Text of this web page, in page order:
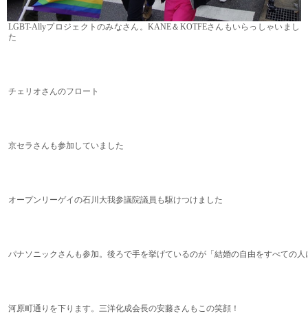
LGBT-Allyプロジェクトのみなさん。KANE＆KOTFEさんもいらっしゃいまし
た
チェリオさんのフロート
京セラさんも参加していました
オープンリーゲイの石川大我参議院議員も駆けつけました
パナソニックさんも参加。後ろで手を挙げているのが「結婚の自由をすべての
河原町通りを下ります。三洋化成会長の安藤さんもこの笑顔！